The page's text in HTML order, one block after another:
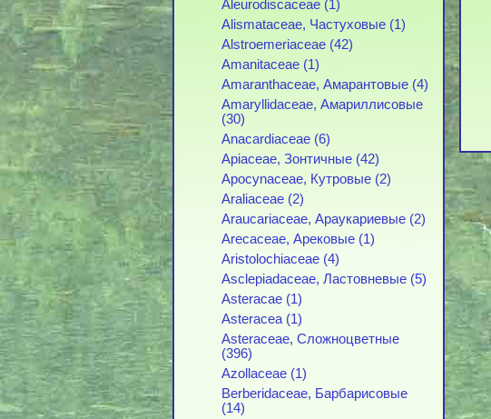
Aleurodiscaceae (1)
Alismataceae, Частуховые (1)
Alstroemeriaceae (42)
Amanitaceae (1)
Amaranthaceae, Амарантовые (4)
Amaryllidaceae, Амариллисовые
(30)
Anacardiaceae (6)
Apiaceae, Зонтичные (42)
Apocynaceae, Кутровые (2)
Araliaceae (2)
Araucariaceae, Араукариевые (2)
Arecaceae, Арековые (1)
Aristolochiaceae (4)
Asclepiadaceae, Ластовневые (5)
Asteracae (1)
Asteracea (1)
Asteraceae, Сложноцветные
(396)
Azollaceae (1)
Berberidaceae, Барбарисовые
(14)